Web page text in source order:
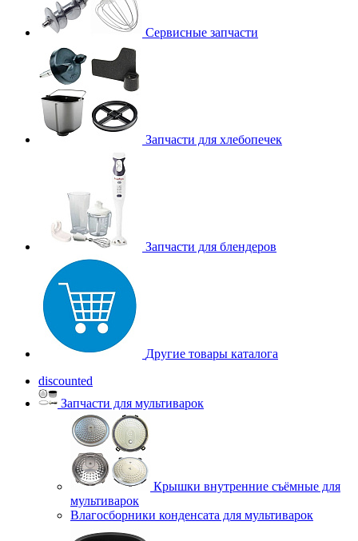
Сервисные запчасти
Запчасти для хлебопечек
Запчасти для блендеров
Другие товары каталога
discounted
Запчасти для мультиварок
Крышки внутренние съёмные для
мультиварок
Влагосборники конденсата для мультиварок